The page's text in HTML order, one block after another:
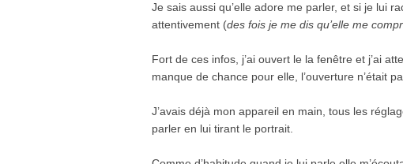
Je sais aussi qu’elle adore me parler, et si je lui
attentivement (des fois je me dis qu’elle me
Fort de ces infos, j’ai ouvert le la fenêtre et j’ai
manque de chance pour elle, l’ouverture n’était
J’avais déjà mon appareil en main, tous les
parler en lui tirant le portrait.